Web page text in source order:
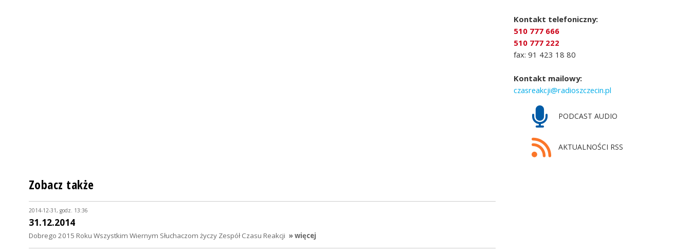
Kontakt telefoniczny:
510 777 666
510 777 222
fax: 91 423 18 80
Kontakt mailowy:
czasreakcji@radioszczecin.pl
PODCAST AUDIO
AKTUALNOŚCI RSS
Zobacz także
2014-12-31, godz. 13:36
31.12.2014
Dobrego 2015 Roku Wszystkim Wiernym Słuchaczom życzy Zespół Czasu Reakcji » więcej